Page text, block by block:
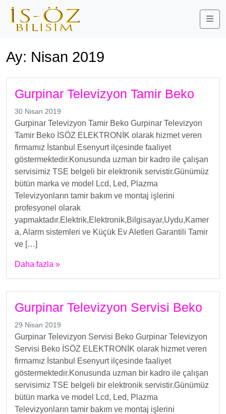
Ay: Nisan 2019
Gurpinar Televizyon Tamir Beko
30 Nisan 2019
Gurpinar Televizyon Tamir Beko Gurpinar Televizyon
Tamir Beko İSÖZ ELEKTRONİK olarak hizmet veren
firmamız İstanbul Esenyurt ilçesinde faaliyet
göstermektedir.Konusunda uzman bir kadro ile çalışan
servisimiz TSE belgeli bir elektronik servistir.Günümüz
bütün marka ve model Lcd, Led, Plazma
Televizyonların tamir bakım ve montaj işlerini
profesyonel olarak
yapmaktadır.Elektrik,Elektronik,Bilgisayar,Uydu,Kamer
a, Alarm sistemleri ve Küçük Ev Aletleri Garantili Tamir
ve […]
Daha fazla »
Gurpinar Televizyon Servisi Beko
29 Nisan 2019
Gurpinar Televizyon Servisi Beko Gurpinar Televizyon
Servisi Beko İSÖZ ELEKTRONİK olarak hizmet veren
firmamız İstanbul Esenyurt ilçesinde faaliyet
göstermektedir.Konusunda uzman bir kadro ile çalışan
servisimiz TSE belgeli bir elektronik servistir.Günümüz
bütün marka ve model Lcd, Led, Plazma
Televizyonların tamir bakım ve montaj işlerini